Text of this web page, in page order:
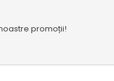
promoții!